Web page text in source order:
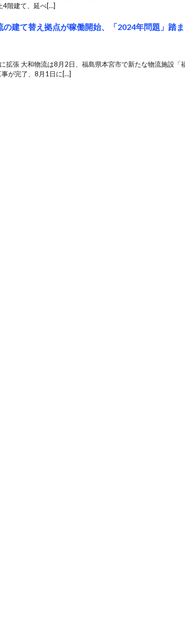
4階建て、延べ[…]
の建て替え拠点が稼働開始、「2024年問題」踏
拡張 大和物流は8月2日、福島県本宮市で新たな物流施設「
が完了、8月1日に[…]